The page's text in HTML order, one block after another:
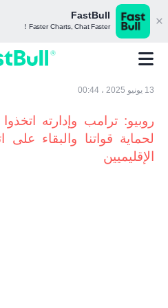
FastBull
Faster Charts, Chat Faster！
13 يونيو 2025 ، 00:44
روبيو: ترامب وإدارته
لحماية قواتنا والبقاء
الإقليميين